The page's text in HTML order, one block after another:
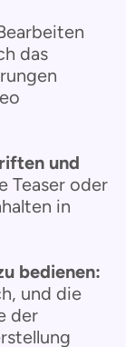
das
und
Teaser oder
in
bedienen:
und die
der